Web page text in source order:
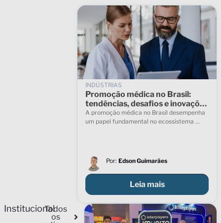
INDÚSTRIAS
Promoção médica no Brasil:
tendências, desafios e inovações
para 2025
A promoção médica no Brasil desempenha
um papel fundamental no ecossistema ...
Por:Edson Guimarães
Leia mais
InstitucionalTodos
os